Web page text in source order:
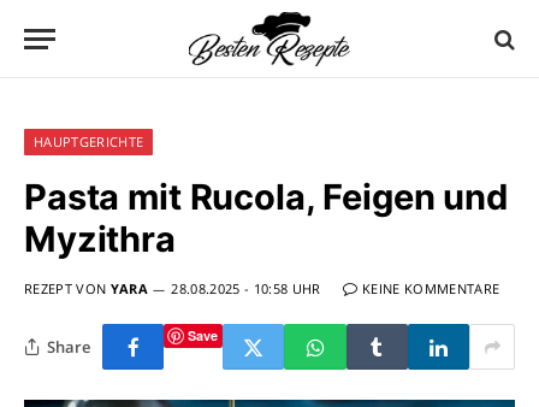
HAUPTGERICHTE
Pasta mit Rucola, Feigen und
Myzithra
REZEPT VON YARA 28.08.2025 - 10:58 UHR KEINE KOMMENTARE
Share Save